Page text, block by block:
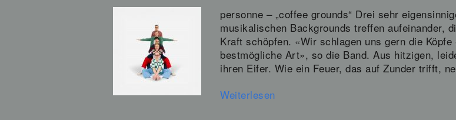
personne – „coffee grounds“ Drei sehr
musikalischen Backgrounds treffen aufeinander,
Kraft schöpfen. «Wir schlagen uns gern die
bestmögliche Art», so die Band. Aus hitzigen,
ihren Eifer. Wie ein Feuer, das auf Zunder trifft,
Weiterlesen